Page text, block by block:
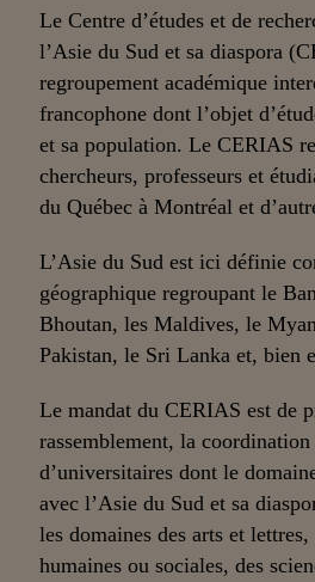
Le Centre d’études et de
l’Asie du Sud et sa diaspora
regroupement académique
francophone dont l’objet
et sa population. Le CERIAS
chercheurs, professeurs et
du Québec à Montréal et
L’Asie du Sud est ici définie
géographique regroupant le
Bhoutan, les Maldives, le
Pakistan, le Sri Lanka et, bien
Le mandat du CERIAS est de
rassemblement, la coordination
d’universitaires dont le
avec l’Asie du Sud et sa
les domaines des arts et lettres,
humaines ou sociales, des